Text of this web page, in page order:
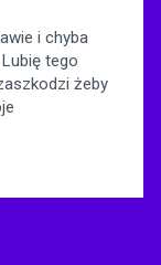
i chyba
tego
żeby